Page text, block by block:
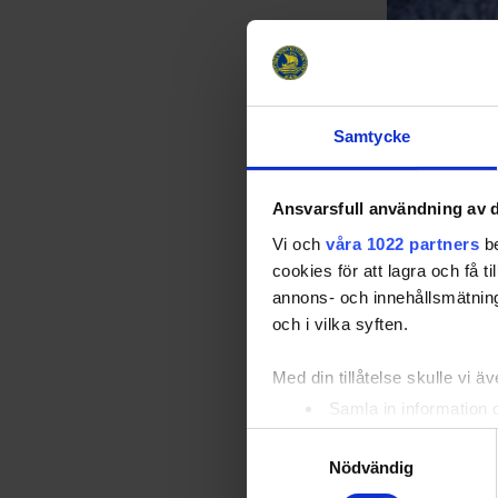
Samtycke
Ansvarsfull användning av
Vi och våra 1022 partners
cookies för att lagra och få
annons- och
och i vilka syften.
Med din tillåtelse skulle vi
Samla in information
Identifiera din enhet
Ta reda på mer om hur
eller dra tillbaka ditt
Nödvändig
på Prime
Serien
2024/2025
mot hemma-